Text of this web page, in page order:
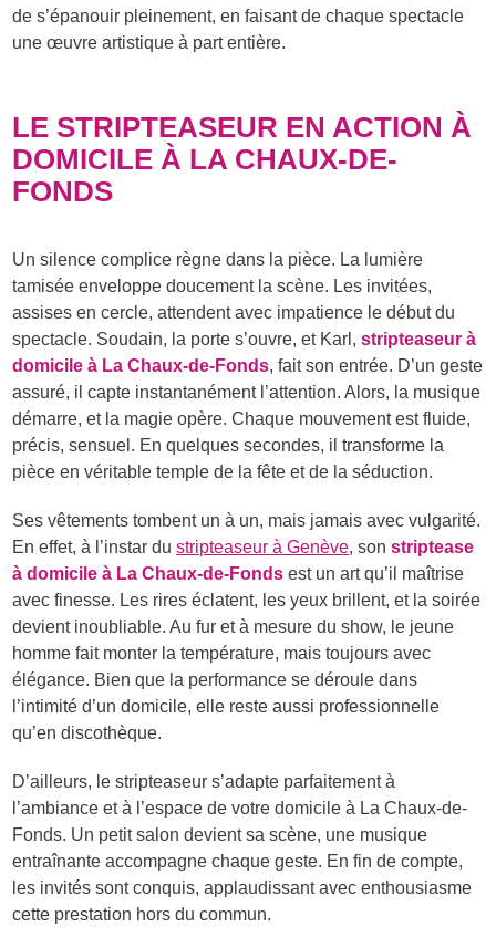
de s’épanouir pleinement, en faisant de chaque spectacle
une œuvre artistique à part entière.
LE STRIPTEASEUR EN ACTION À
DOMICILE À LA CHAUX-DE-
FONDS
Un silence complice règne dans la pièce. La lumière
tamisée enveloppe doucement la scène. Les invitées,
assises en cercle, attendent avec impatience le début du
spectacle. Soudain, la porte s’ouvre, et Karl,stripteaseur à
domicile à La Chaux-de-Fonds, fait son entrée. D’un geste
assuré, il capte instantanément l’attention. Alors, la musique
démarre, et la magie opère. Chaque mouvement est fluide,
précis, sensuel. En quelques secondes, il transforme la
pièce en véritable temple de la fête et de la séduction.
Ses vêtements tombent un à un, mais jamais avec vulgarité.
En effet, à l’instar dustripteaseur à Genève, sonstriptease
à domicile à La Chaux-de-Fonds est un art qu’il maîtrise
avec finesse. Les rires éclatent, les yeux brillent, et la soirée
devient inoubliable. Au fur et à mesure du show, le jeune
homme fait monter la température, mais toujours avec
élégance. Bien que la performance se déroule dans
l’intimité d’un domicile, elle reste aussi professionnelle
qu’en discothèque.
D’ailleurs, le stripteaseur s’adapte parfaitement à
l’ambiance et à l’espace de votre domicile à La Chaux-de-
Fonds. Un petit salon devient sa scène, une musique
entraînante accompagne chaque geste. En fin de compte,
les invités sont conquis, applaudissant avec enthousiasme
cette prestation hors du commun.